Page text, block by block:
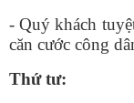
- Quý khách
căn cước công
Thứ tư: